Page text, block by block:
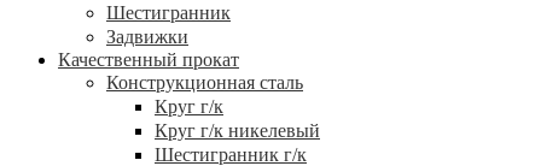
Шестигранник
Задвижки
Качественный прокат
Конструкционная сталь
Круг г/к
Круг г/к никелевый
Шестигранник г/к